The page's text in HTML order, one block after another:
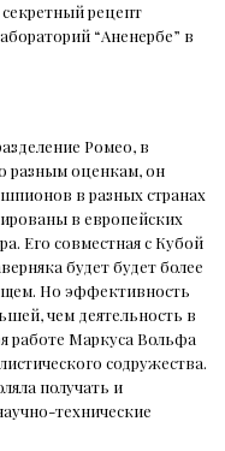
рецепт
“Аненербе” в
Ромео, в
разным оценкам, он
в разных странах
в европейских
Его совместная с Кубой
будет будет более
Но эффективность
чем деятельность в
работе Маркуса Вольфа
содружества.
получать и
технические